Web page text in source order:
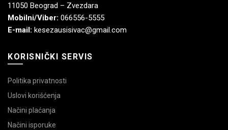
11050 Beograd – Zvezdara
Mobilni/Viber: 066556-5555
E-mail: kesezausisivac@gmail.com
KORISNIČKI SERVIS
Politika privatnosti
Uslovi korišćenja
Načini plaćanja
Načini isporuke